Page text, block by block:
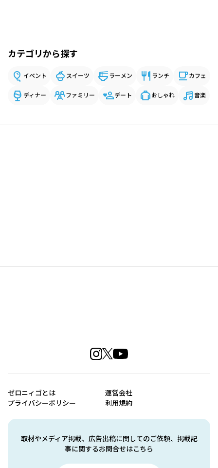
カテゴリから探す
イベント スイーツ ラーメン ランチ カフェ
ディナー ファミリー デート おしゃれ 音楽
取材やメディア掲載、広告出稿に関してのご依頼、掲載記
事に関するお問合せはこちら
ゼロニィゴとは
運営会社
プライバシーポリシー
利用規約